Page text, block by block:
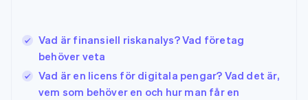
Vad är finansiell riskanalys? Vad företag
behöver veta
Vad är en licens för digitala pengar? Vad det är,
vem som behöver en och hur man får en
Kanada
Kroatien
EnglishItaliano
Lettland